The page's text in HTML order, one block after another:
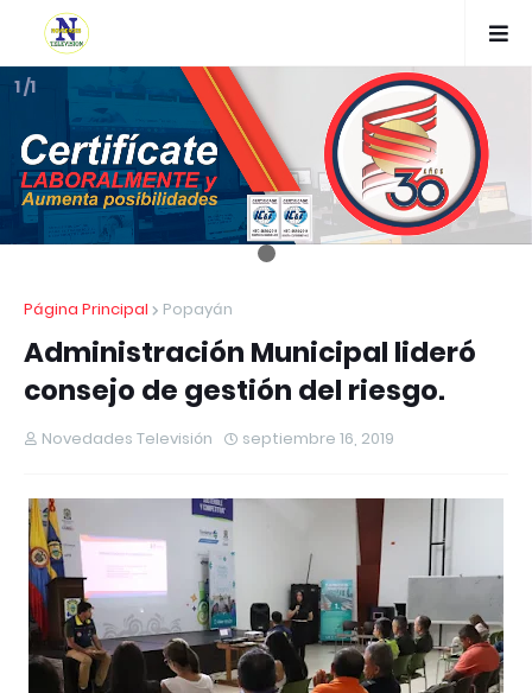
1 /1
Página Principal Popayán
Administración Municipal lideró
consejo de gestión del riesgo.
Novedades Televisión septiembre 16, 2019